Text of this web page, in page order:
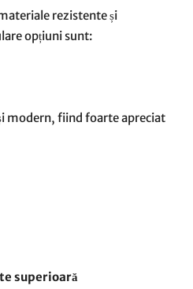
rezistente și
opțiuni sunt:
modern, fiind foarte apreciat
superioară